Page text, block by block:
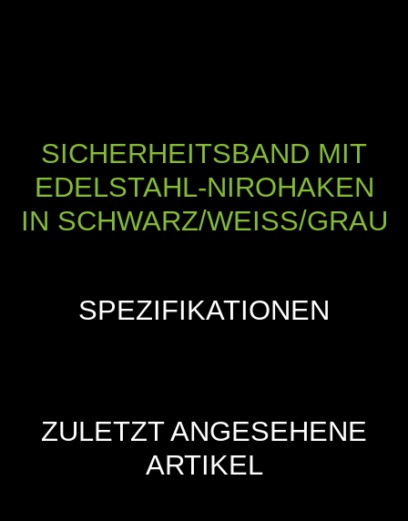
SICHERHEITSBAND MIT
EDELSTAHL-NIROHAKEN
IN SCHWARZ/WEISS/GRAU
SPEZIFIKATIONEN
ZULETZT ANGESEHENE
ARTIKEL